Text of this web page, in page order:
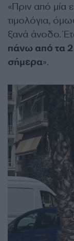
«Πριν από μία
τιμολόγια,
ξανά άνοδο.
πάνω από τα
σήμερα».